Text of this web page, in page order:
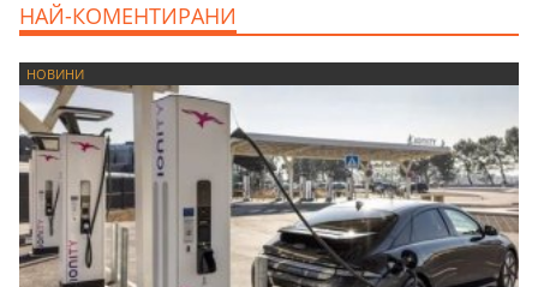
НАЙ-КОМЕНТИРАНИ
НОВИНИ